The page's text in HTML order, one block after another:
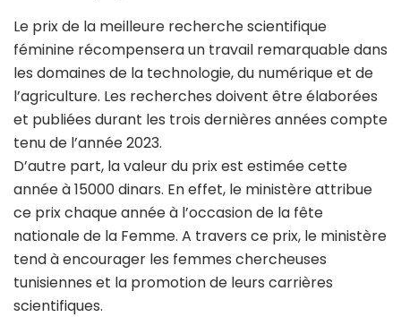
Le prix de la meilleure recherche scientifique
féminine récompensera un travail remarquable dans
les domaines de la technologie, du numérique et de
l’agriculture. Les recherches doivent être élaborées
et publiées durant les trois dernières années compte
tenu de l’année 2023.
D’autre part, la valeur du prix est estimée cette
année à 15000 dinars. En effet, le ministère attribue
ce prix chaque année à l’occasion de la fête
nationale de la Femme. A travers ce prix, le ministère
tend à encourager les femmes chercheuses
tunisiennes et la promotion de leurs carrières
scientifiques.